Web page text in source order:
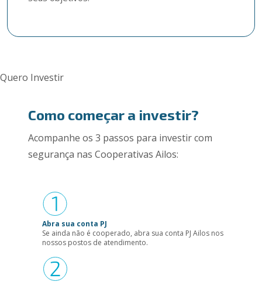
Quero Investir
Como começar a investir?
Acompanhe os 3 passos para investir com
segurança nas Cooperativas Ailos:
Abra sua conta PJ
Se ainda não é cooperado, abra sua conta PJ Ailos nos
nossos postos de atendimento.